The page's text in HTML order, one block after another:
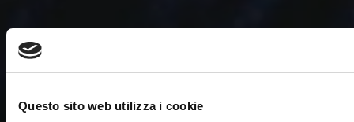
Questo sito web utilizza i cookie